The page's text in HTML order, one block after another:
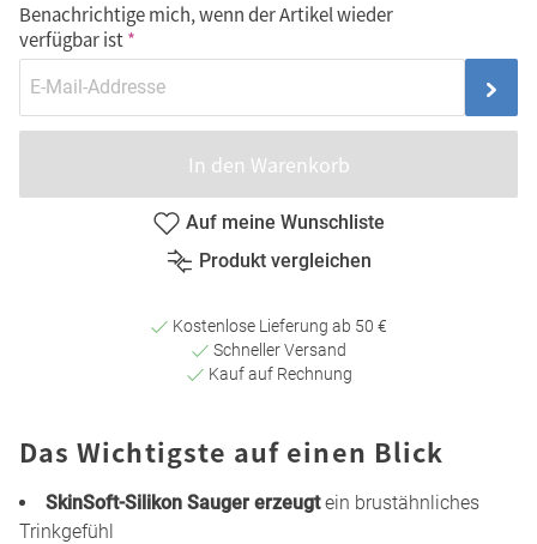
Benachrichtige mich, wenn der Artikel wieder
verfügbar ist
In den Warenkorb
Auf meine Wunschliste
Produkt vergleichen
Kostenlose Lieferung ab 50 €
Schneller Versand
Kauf auf Rechnung
Das Wichtigste auf einen Blick
SkinSoft-Silikon Sauger erzeugtein brustähnliches
Trinkgefühl